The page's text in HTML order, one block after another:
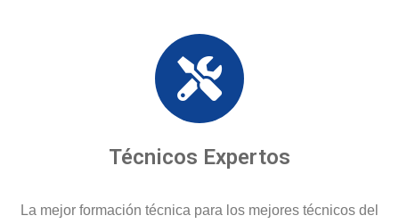
Técnicos Expertos
La mejor formación técnica para los mejores técnicos del